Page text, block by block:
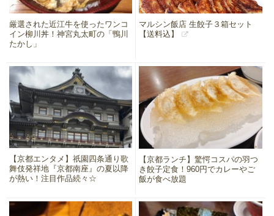
厳選された近江牛を使ったワンコ
イン柳川丼！神宮丸太町の「鴨川
たかし」
マルシン飯店 生餃子３箱セット
【送料込】
【京都エンタメ】祇園四条通り歌
舞伎発祥地『京都南座』の夏以降
が熱い！注目作品続々☆
【京都ランチ】驚愕コスパの羽つ
き餃子定食！960円でカレーやご
飯が食べ放題